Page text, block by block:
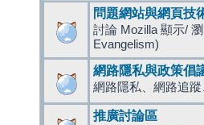
問題網站與網頁技
討論 Mozilla 顯示/
Evangelism)
網路隱私與政策倡
網路隱私、網路追
推廣討論區